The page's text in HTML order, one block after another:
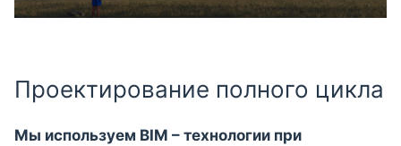
Проектирование полного цикла
Мы используем BIM – технологии при